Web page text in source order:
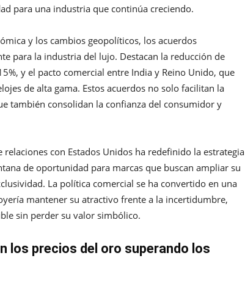
para una industria que continúa creciendo.
y los cambios geopolíticos, los acuerdos
para la industria del lujo. Destacan la reducción de
y el pacto comercial entre India y Reino Unido, que
de alta gama. Estos acuerdos no solo facilitan la
también consolidan la confianza del consumidor y
con Estados Unidos ha redefinido la estrategia
de oportunidad para marcas que buscan ampliar su
La política comercial se ha convertido en una
mantener su atractivo frente a la incertidumbre,
sin perder su valor simbólico.
los precios del oro superando los